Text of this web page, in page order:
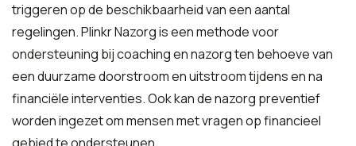
triggeren op de beschikbaarheid van een aantal
regelingen. Plinkr Nazorg is een methode voor
ondersteuning bij coaching en nazorg ten behoeve van
een duurzame doorstroom en uitstroom tijdens en na
financiële interventies. Ook kan de nazorg preventief
worden ingezet om mensen met vragen op financieel